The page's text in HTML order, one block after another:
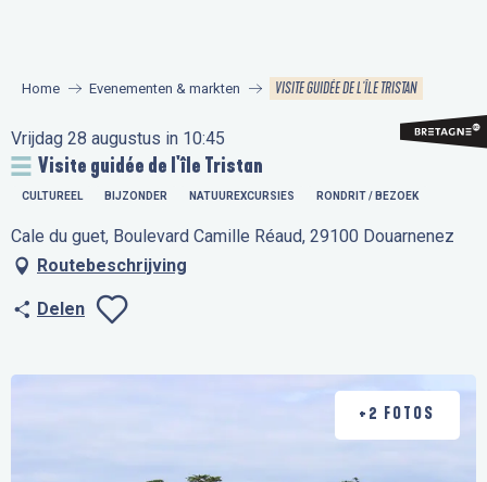
principal
Home Evenementen & markten VISITE GUIDÉE DE L'ÎLE TRISTAN
Vrijdag 28 augustus in 10:45
Visite guidée de l'île Tristan
CULTUREEL BIJZONDER NATUUREXCURSIES RONDRIT / BEZOEK
Cale du guet, Boulevard Camille Réaud, 29100 Douarnenez
Routebeschrijving
Delen
+2 FOTOS